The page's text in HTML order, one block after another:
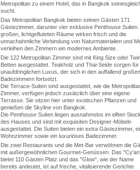
Metropolitan zu einem Hotel, das in Bangkok
sucht.
Das Metropolitan Bangkok bieten seinen Gästen 171
Gästezimmer, darunter vier exklusive Penthouse Suiten.
großen, lichtgefluteten Räume wirken frisch und die
unnachahmliche Verbindung von Naturmaterialien und
verleihen den Zimmern ein modernes Ambiente.
Die 122 Metropolitan Zimmer sind mit King Size oder
Betten ausgestattet. Teakholz und Thai-Seide sorgen für
unaufdringlichen Luxus, der sich in den auffallend großen
Badezimmern fortsetzt.
Die Terrace-Suiten sind ausgestattet, wie die
Zimmer, verfügen jedoch zusätzlich über eine eigene
Terrasse. Sie sitzen hier unter exotischen Pflanzen und
genießen die Skyline von Bangkok.
Die Penthouse Suiten liegen ausnahmslos im elften Stock
des Hauses und sind mit exquisiten Designer-Möbeln
ausgestattet. Die Suiten bieten ein extra Gästezimmer,
Wohnzimmer sowie ein luxuriöses Badezimmer.
Die zwei Restaurants und die Met-Bar verwöhnen die
mit außergewöhnlichen Gourmet-Genüssen. Das
bietet 110 Gästen Platz und das "Glow", wie der Name
bereits andeutet, ist auf frische, vitalisierende Gerichte